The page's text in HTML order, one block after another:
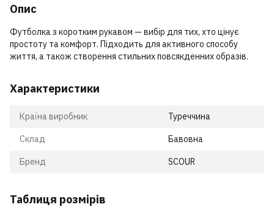
Опис
Футболка з коротким рукавом — вибір для тих, хто цінує
простоту та комфорт. Підходить для активного способу
життя, а також створення стильних повсякденних образів.
Характеристики
Країна виробник Туреччина
Склад Бавовна
Бренд SCOUR
Таблиця розмірів